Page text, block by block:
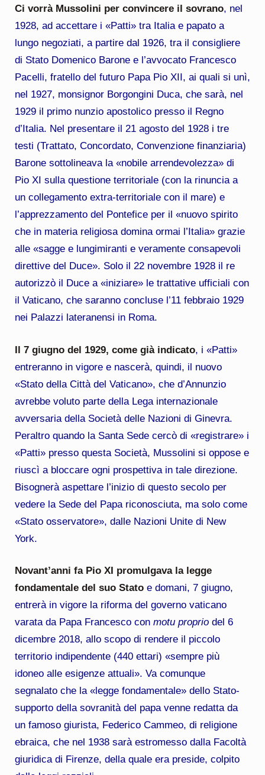
Ci vorrà Mussolini per convincere il sovrano, nel
1928, ad accettare i «Patti» tra Italia e papato a
lungo negoziati, a partire dal 1926, tra il consigliere
di Stato Domenico Barone e l’avvocato Francesco
Pacelli, fratello del futuro Papa Pio XII, ai quali si unì,
nel 1927, monsignor Borgongini Duca, che sarà, nel
1929 il primo nunzio apostolico presso il Regno
d’Italia. Nel presentare il 21 agosto del 1928 i tre
testi (Trattato, Concordato, Convenzione finanziaria)
Barone sottolineava la «nobile arrendevolezza» di
Pio XI sulla questione territoriale (con la rinuncia a
un collegamento extra-territoriale con il mare) e
l’apprezzamento del Pontefice per il «nuovo spirito
che in materia religiosa domina ormai l’Italia» grazie
alle «sagge e lungimiranti e veramente consapevoli
direttive del Duce». Solo il 22 novembre 1928 il re
autorizzò il Duce a «iniziare» le trattative ufficiali con
il Vaticano, che saranno concluse l’11 febbraio 1929
nei Palazzi lateranensi in Roma.
Il 7 giugno del 1929, come già indicato, i «Patti»
entreranno in vigore e nascerà, quindi, il nuovo
«Stato della Città del Vaticano», che d’Annunzio
avrebbe voluto parte della Lega internazionale
avversaria della Società delle Nazioni di Ginevra.
Peraltro quando la Santa Sede cercò di «registrare» i
«Patti» presso questa Società, Mussolini si oppose e
riuscì a bloccare ogni prospettiva in tale direzione.
Bisognerà aspettare l’inizio di questo secolo per
vedere la Sede del Papa riconosciuta, ma solo come
«Stato osservatore», dalle Nazioni Unite di New
York.
Novant’anni fa Pio XI promulgava la legge
fondamentale del suo Statoe domani, 7 giugno,
entrerà in vigore la riforma del governo vaticano
varata da Papa Francesco con motu proprio del 6
dicembre 2018, allo scopo di rendere il piccolo
territorio indipendente (440 ettari) «sempre più
idoneo alle esigenze attuali». Va comunque
segnalato che la «legge fondamentale» dello Stato-
supporto della sovranità del papa venne redatta da
un famoso giurista, Federico Cammeo, di religione
ebraica, che nel 1938 sarà estromesso dalla Facoltà
giuridica di Firenze, della quale era preside, colpito